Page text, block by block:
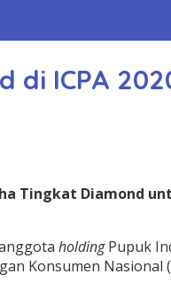
di ICPA
Tingkat Diamond
holdingPupuk
Konsumen Nasional